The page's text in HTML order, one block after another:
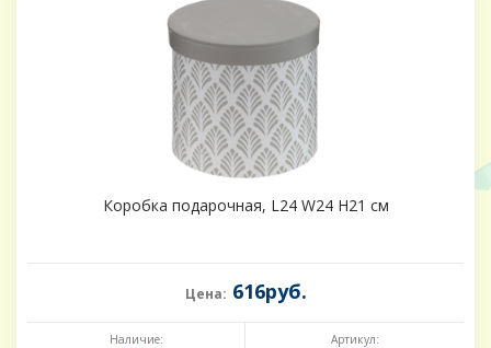
Коробка подарочная, L24 W24 H21 см
Цена: 616руб.
Наличие: Артикул: